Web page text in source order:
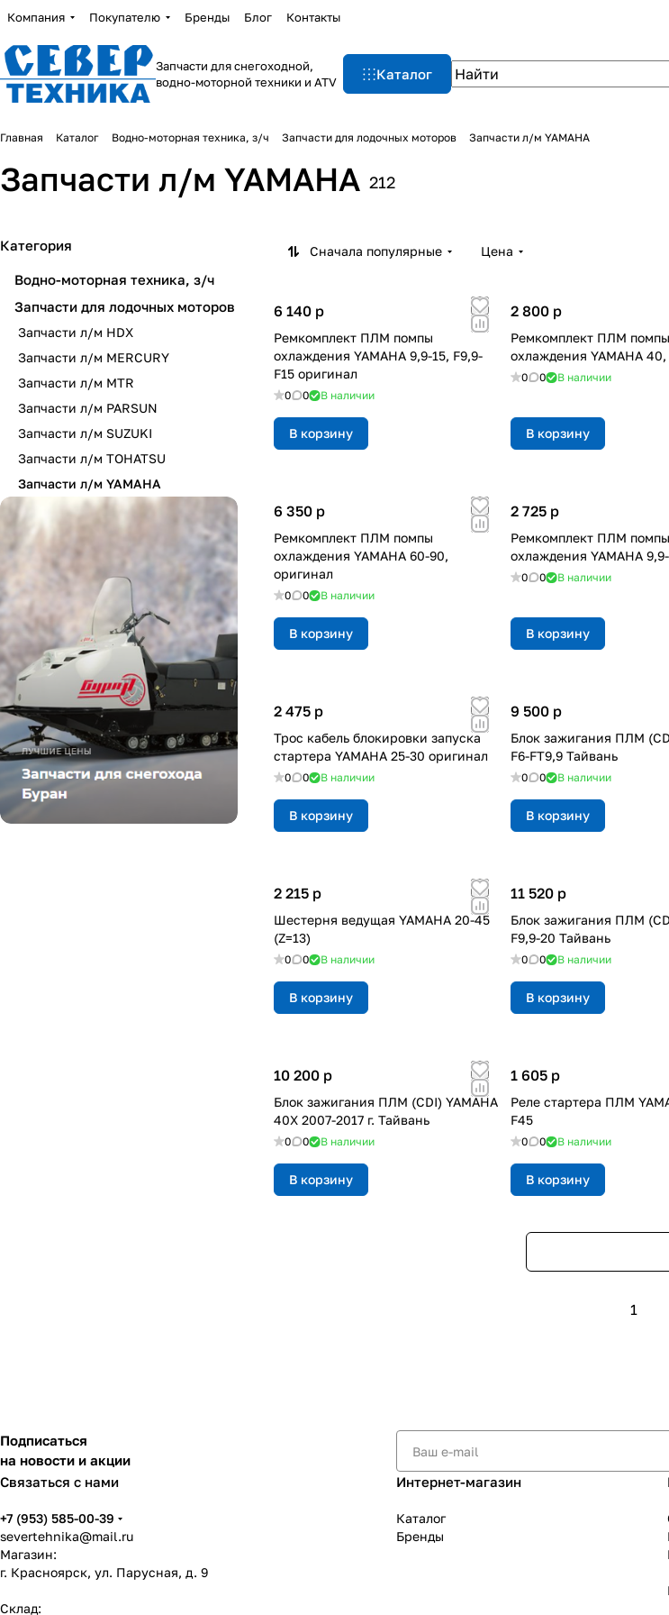
Компания Покупателю Бренды Блог Контакты
Запчасти для снегоходной,
водно-моторной техники и ATV
Каталог
Главная Каталог Водно-моторная техника, з/ч Запчасти для лодочных моторов Запчасти л/м YAMAHA
Запчасти л/м YAMAHA 212
Сначала популярные Цена
6 140 p
Ремкомплект ПЛМ помпы
охлаждения YAMAHA 9,9-15, F9,9-
F15 оригинал
0 0 В наличии
В корзину
2 800 p
Ремкомплект ПЛМ помпы
охлаждения YAMAHA 40,
0 0 В наличии
В корзину
6 350 p
Ремкомплект ПЛМ помпы
охлаждения YAMAHA 60-90,
оригинал
0 0 В наличии
В корзину
2 725 p
Ремкомплект ПЛМ помпы
охлаждения YAMAHA
0 0 В наличии
В корзину
2 475 p
Трос кабель блокировки запуска
стартера YAMAHA 25-30 оригинал
0 0 В наличии
В корзину
9 500 p
Блок зажигания ПЛМ
F6-FT9,9 Тайвань
0 0 В наличии
В корзину
2 215 p
Шестерня ведущая YAMAHA 20-45
(Z=13)
0 0 В наличии
В корзину
11 520 p
Блок зажигания ПЛМ
F9,9-20 Тайвань
0 0 В наличии
В корзину
10 200 p
Блок зажигания ПЛМ (CDI) YAMAHA
40X 2007-2017 г. Тайвань
0 0 В наличии
В корзину
1 605 p
Реле стартера ПЛМ
F45
0 0 В наличии
В корзину
1
Категория
Водно-моторная техника, з/ч
Запчасти для лодочных моторов
Запчасти л/м HDX
Запчасти л/м MERCURY
Запчасти л/м MTR
Запчасти л/м PARSUN
Запчасти л/м SUZUKI
Запчасти л/м TOHATSU
Запчасти л/м YAMAHA
Подписаться
на новости и акции
Связаться с нами
+7 (953) 585-00-39
severtehnika@mail.ru
Магазин:
г. Красноярск, ул. Парусная, д. 9
Склад:
Интернет-магазин
Каталог
Бренды